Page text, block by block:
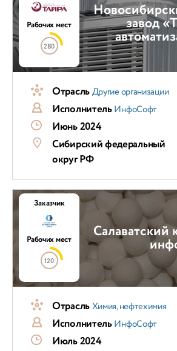
завод
Рабочих мест
280
ОтрасльДругие организации
ИсполнительИнфоСофт
Июнь 2024
Сибирский федеральный
округ РФ
Салаватский
Заказчик
Рабочих мест
120
ОтрасльХимия, нефтехимия
ИсполнительИнфоСофт
Июль 2024